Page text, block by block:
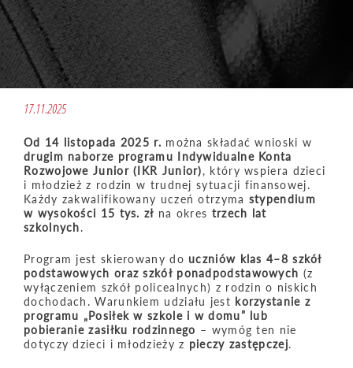
17.11.2025
Od 14 listopada 2025 r. można składać wnioski w
drugim naborze programu Indywidualne Konta
Rozwojowe Junior (IKR Junior), który wspiera dzieci
i młodzież z rodzin w trudnej sytuacji finansowej.
Każdy zakwalifikowany uczeń otrzyma stypendium
w wysokości 15 tys. zł na okres trzech lat
szkolnych.
Program jest skierowany do uczniów klas 4–8 szkół
podstawowych oraz szkół ponadpodstawowych (z
wyłączeniem szkół policealnych) z rodzin o niskich
dochodach. Warunkiem udziału jest korzystanie z
programu „Posiłek w szkole i w domu” lub
pobieranie zasiłku rodzinnego – wymóg ten nie
dotyczy dzieci i młodzieży z pieczy zastępczej.